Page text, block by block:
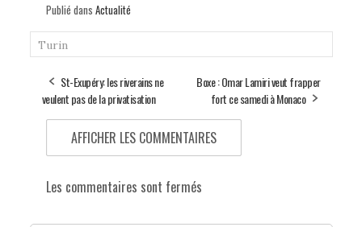
Publié dans Actualité
Turin
St-Exupéry: les riverains ne
veulent pas de la privatisation
Boxe : Omar Lamiri veut frapper
fort ce samedi à Monaco
AFFICHER LES COMMENTAIRES
Les commentaires sont fermés